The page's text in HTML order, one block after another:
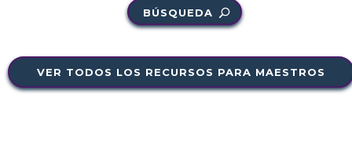
BÚSQUEDA
VER TODOS LOS RECURSOS PARA MAESTROS